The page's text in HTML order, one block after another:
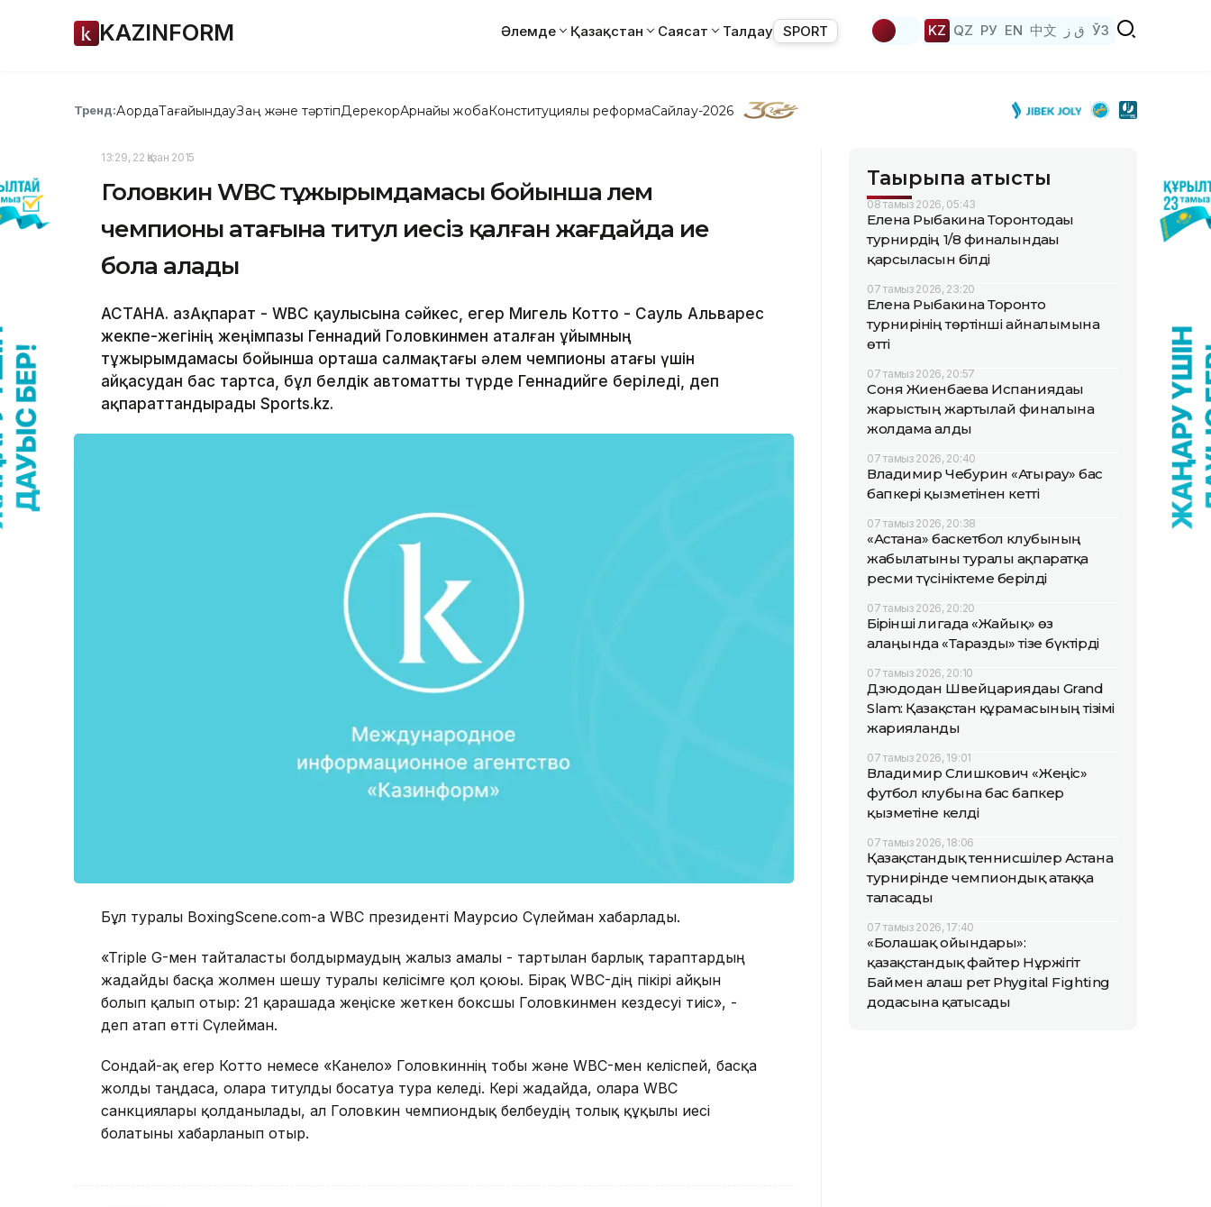
KAZINFORM Әлемде Қазақстан Саясат Талдау SPORT KZ QZ РУ EN 中文 ق ز ЎЗ
Тренд:АқордаТағайындауЗаң және тәртіпДерекқорАрнайы жобаКонституциялық реформаСайлау-2026
13:29, 22 Қазан 2015
Головкин WBC тұжырымдамасы бойынша әлем
чемпионы атағына титул иесіз қалған жағдайда ие
бола алады
АСТАНА. ҚазАқпарат - WBC қаулысына сәйкес, егер Мигель Котто - Сауль Альварес
жекпе-жегінің жеңімпазы Геннадий Головкинмен аталған ұйымның
тұжырымдамасы бойынша орташа салмақтағы әлем чемпионы атағы үшін
айқасудан бас тартса, бұл белдік автоматты түрде Геннадийге беріледі, деп
ақпараттандырады Sports.kz.
Бұл туралы BoxingScene.com-ға WBC президенті Маурсио Сүлейман хабарлады.
«Triple G-мен тайталасты болдырмаудың жалғыз амалы - тартылған барлық тараптардың
жағдайды басқа жолмен шешу туралы келісімге қол қоюы. Бірақ WBC-дің пікірі айқын
болып қалып отыр: 21 қарашада жеңіске жеткен боксшы Головкинмен кездесуі тиіс», -
деп атап өтті Сүлейман.
Сондай-ақ егер Котто немесе «Канело» Головкиннің тобы және WBC-мен келіспей, басқа
жолды таңдаса, оларға титулды босатуға тура келеді. Кері жағдайда, оларға WBC
санкциялары қолданылады, ал Головкин чемпиондық белбеудің толық құқылы иесі
болатыны хабарланып отыр.
Тақырыпқа қатысты
08 тамыз 2026, 05:43
Елена Рыбакина Торонтодағы
турнирдің 1/8 финалындағы
қарсыласын білді
07 тамыз 2026, 23:20
Елена Рыбакина Торонто
турнирінің төртінші айналымына
өтті
07 тамыз 2026, 20:57
Соня Жиенбаева Испаниядағы
жарыстың жартылай финалына
жолдама алды
07 тамыз 2026, 20:40
Владимир Чебурин «Атырау» бас
бапкері қызметінен кетті
07 тамыз 2026, 20:38
«Астана» баскетбол клубының
жабылатыны туралы ақпаратқа
ресми түсініктеме берілді
07 тамыз 2026, 20:20
Бірінші лигада «Жайық» өз
алаңында «Таразды» тізе бүктірді
07 тамыз 2026, 20:10
Дзюдодан Швейцариядағы Grand
Slam: Қазақстан құрамасының тізімі
жарияланды
07 тамыз 2026, 19:01
Владимир Слишкович «Жеңіс»
футбол клубына бас бапкер
қызметіне келді
07 тамыз 2026, 18:06
Қазақстандық теннисшілер Астана
турнирінде чемпиондық атаққа
таласады
07 тамыз 2026, 17:40
«Болашақ ойындары»:
қазақстандық файтер Нұржігіт
Баймен алғаш рет Phygital Fighting
додасына қатысады